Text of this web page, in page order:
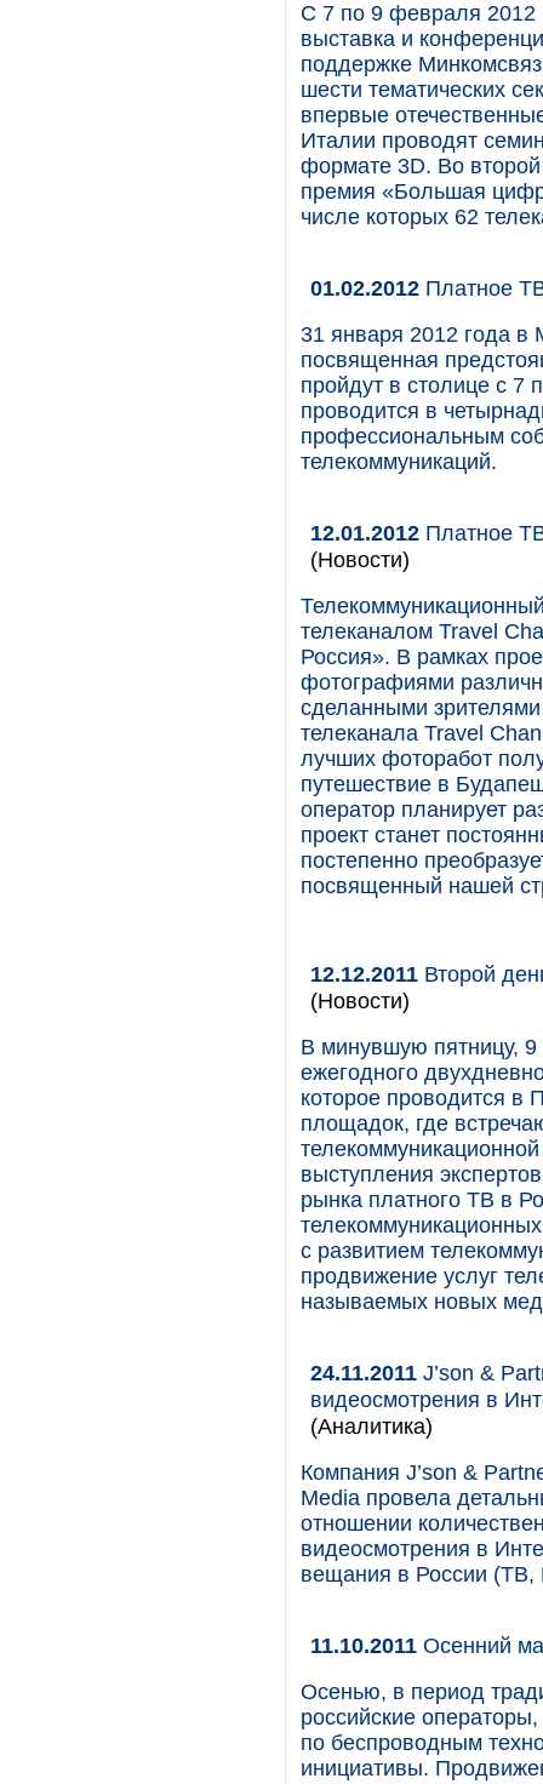
С 7 по 9 февраля 2012
выставка и
поддержке
шести тематических
впервые
Италии проводят
формате 3D. Во
премия «Большая
числе которых 62
01.02.2012 Платное
31 января 2012 года в
посвященная
пройдут в столице с 7
проводится в
профессиональным
телекоммуникаций.
12.01.2012 Платное
(Новости)
телеканалом Travel
Россия». В рамках
фотографиями
сделанными
телеканала Travel
лучших фоторабот
путешествие в
оператор планирует
проект станет
постепенно
посвященный нашей
12.12.2011 Второй
(Новости)
В минувшую пятницу, 9
ежегодного
которое проводится в
площадок, где
выступления
рынка платного ТВ в
с развитием
продвижение услуг
называемых новых
24.11.2011 J’son &
видеосмотрения в
(Аналитика)
Компания J’son &
Media провела
отношении
видеосмотрения в
вещания в России (ТВ,
11.10.2011 Осенний
Осенью, в период
российские
по беспроводным
инициативы.